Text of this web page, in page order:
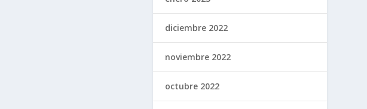
diciembre 2022
noviembre 2022
octubre 2022